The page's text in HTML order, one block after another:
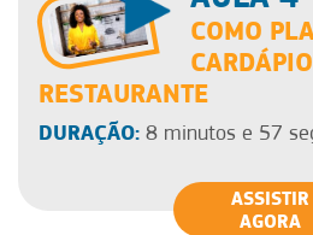
COMO
RESTAURANTE
DURAÇÃO:8 minutos e 57
ASSISTIR
AGORA